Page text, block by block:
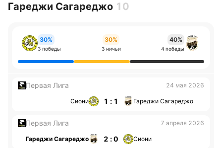
Гареджи Сагареджо 10
30%
3 победы
30%
3 ничьи
40%
4 победы
Первая Лига 24 мая 2026
Сиони 1 : 1 Гареджи Сагареджо
Первая Лига 7 апреля 2026
Гареджи Сагареджо 2 : 0 Сиони